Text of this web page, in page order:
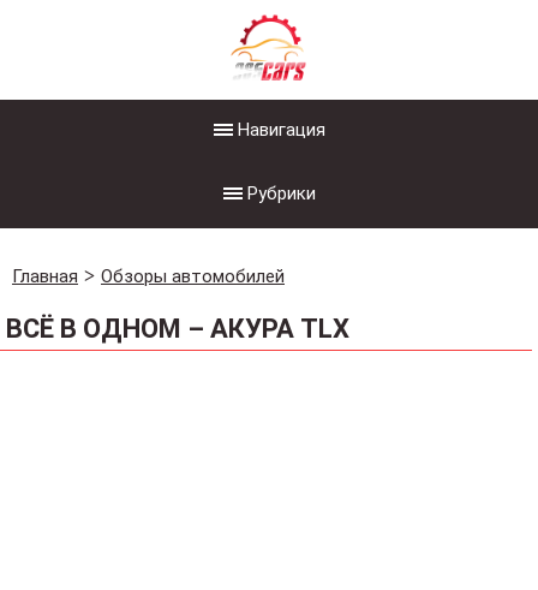
Навигация
Рубрики
Главная Обзоры автомобилей
ВСЁ В ОДНОМ – АКУРА TLX